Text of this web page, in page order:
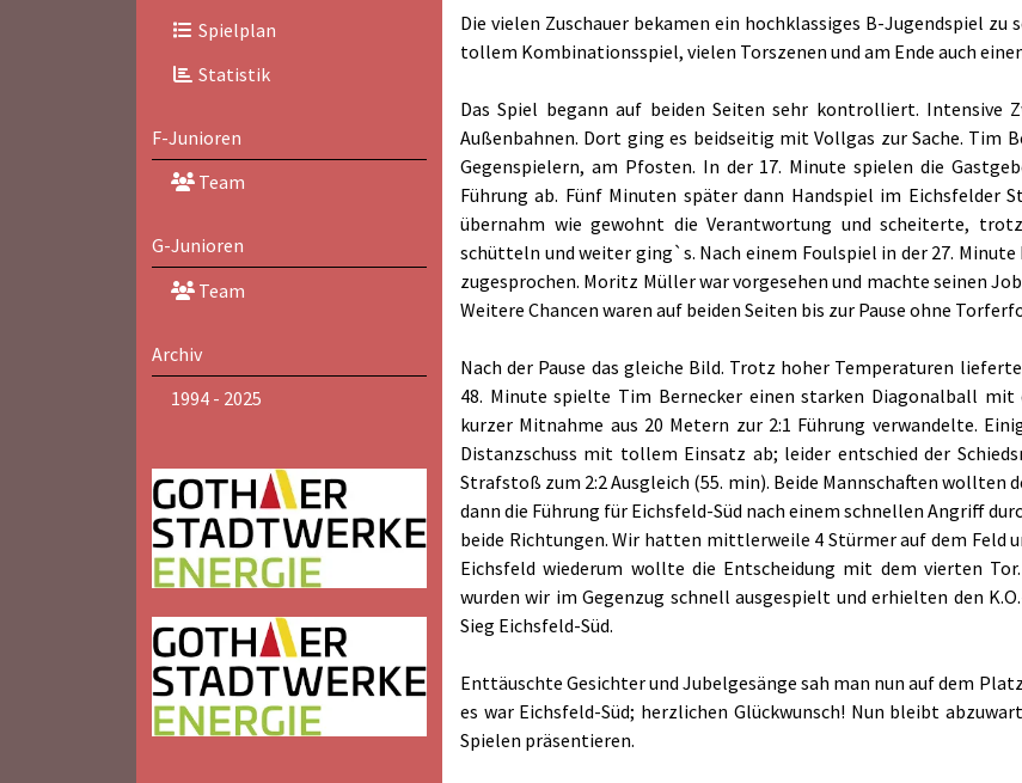
Spielplan
Statistik
F-Junioren
Team
G-Junioren
Team
Archiv
1994 - 2025
Die vielen Zuschauer bekamen ein hochklassiges B-Jugendspiel
tollem Kombinationsspiel, vielen Torszenen und am Ende auch
Das Spiel begann auf beiden Seiten sehr kontrolliert. Intensive
Außenbahnen. Dort ging es beidseitig mit Vollgas zur Sache. Tim
Gegenspielern, am Pfosten. In der 17. Minute spielen die
Führung ab. Fünf Minuten später dann Handspiel im Eichsfelder
übernahm wie gewohnt die Verantwortung und scheiterte,
schütteln und weiter ging`s. Nach einem Foulspiel in der 27.
zugesprochen. Moritz Müller war vorgesehen und machte seinen
Weitere Chancen waren auf beiden Seiten bis zur Pause ohne
Nach der Pause das gleiche Bild. Trotz hoher Temperaturen
48. Minute spielte Tim Bernecker einen starken Diagonalball
kurzer Mitnahme aus 20 Metern zur 2:1 Führung verwandelte.
Distanzschuss mit tollem Einsatz ab; leider entschied der
Strafstoß zum 2:2 Ausgleich (55. min). Beide Mannschaften wollten
dann die Führung für Eichsfeld-Süd nach einem schnellen Angriff
beide Richtungen. Wir hatten mittlerweile 4 Stürmer auf dem Feld
Eichsfeld wiederum wollte die Entscheidung mit dem vierten
wurden wir im Gegenzug schnell ausgespielt und erhielten den
Sieg Eichsfeld-Süd.
Enttäuschte Gesichter und Jubelgesänge sah man nun auf dem
es war Eichsfeld-Süd; herzlichen Glückwunsch! Nun bleibt
Spielen präsentieren.